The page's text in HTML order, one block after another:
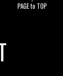
PAGE to TOP